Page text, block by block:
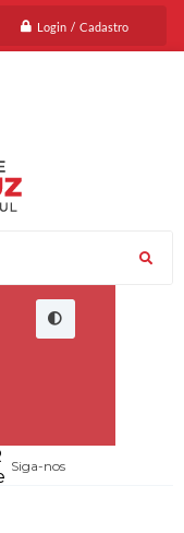
Login / Cadastro
Siga-nos